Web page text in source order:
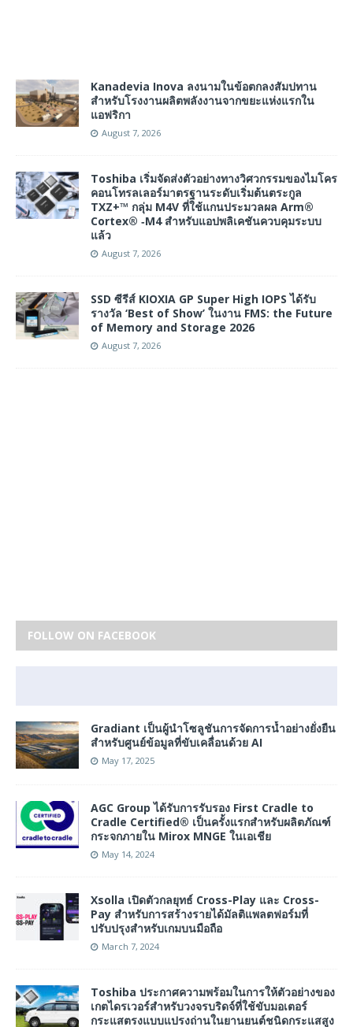
Kanadevia Inova ลงนามในข้อตกลงสัมปทาน
สำหรับโรงงานผลิตพลังงานจากขยะแห่งแรกใน
แอฟริกา
August 7, 2026
Toshiba เริ่มจัดส่งตัวอย่างทางวิศวกรรมของไมโคร
คอนโทรลเลอร์มาตรฐานระดับเริ่มต้นตระกูล
TXZ+™ กลุ่ม M4V ที่ใช้แกนประมวลผล Arm®
Cortex® ‑M4 สำหรับแอปพลิเคชันควบคุมระบบ
แล้ว
August 7, 2026
SSD ซีรีส์ KIOXIA GP Super High IOPS ได้รับ
รางวัล ‘Best of Show’ ในงาน FMS: the Future
of Memory and Storage 2026
August 7, 2026
FOLLOW ON FACEBOOK
Gradiant เป็นผู้นำโซลูชันการจัดการน้ำอย่างยั่งยืน
สำหรับศูนย์ข้อมูลที่ขับเคลื่อนด้วย AI
May 17, 2025
AGC Group ได้รับการรับรอง First Cradle to
Cradle Certified® เป็นครั้งแรกสําหรับผลิตภัณฑ์
กระจกภายใน Mirox MNGE ในเอเชีย
May 14, 2024
Xsolla เปิดตัวกลยุทธ์ Cross-Play และ Cross-
Pay สำหรับการสร้างรายได้มัลติแพลตฟอร์มที่
ปรับปรุงสำหรับเกมบนมือถือ
March 7, 2024
Toshiba ประกาศความพร้อมในการให้ตัวอย่างของ
เกตไดรเวอร์สำหรับวงจรบริดจ์ที่ใช้ขับมอเตอร์
กระแสตรงแบบแปรงถ่านในยานยนต์ชนิดกระแสสูง